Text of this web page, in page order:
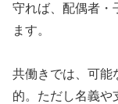
守れば、配偶者・
ます。
共働きでは、可能
的。ただし名義や